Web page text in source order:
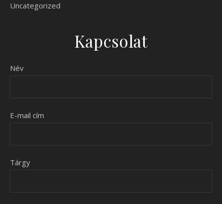
Uncategorized
Kapcsolat
Név
E-mail cím
Tárgy